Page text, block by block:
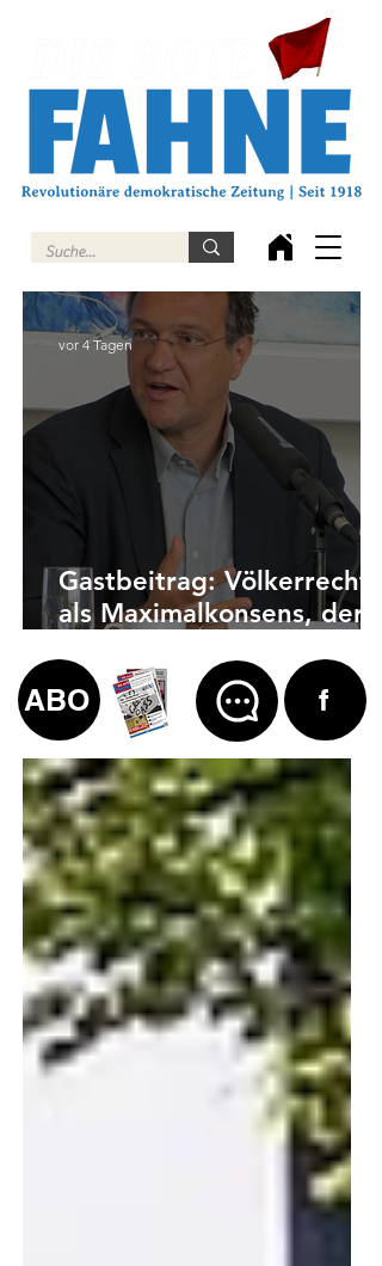
Gastbeitrag: Völkerrecht
als Maximalkonsens, der
vor 4 Tagen
ABO f